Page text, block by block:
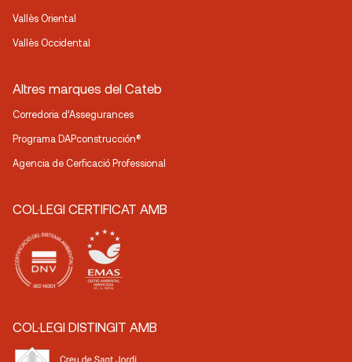
Vallès Oriental
Vallès Occidental
Altres marques del Cateb
Corredoria d’Assegurances
Programa DAPconstrucción®
Agencia de Cerficació Professional
COL·LEGI CERTIFICAT AMB
COL·LEGI DISTINGIT AMB